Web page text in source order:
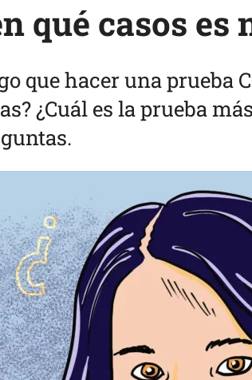
qué casos es
que hacer una prueba
¿Cuál es la prueba